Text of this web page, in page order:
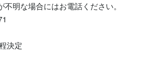
明な場合にはお電話ください。
決定